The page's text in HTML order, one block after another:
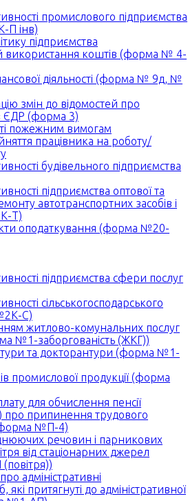
промислового підприємства
П інв)
підприємства
використання коштів (форма № 4-
діяльності (форма № 9д, №
змін до відомостей про
ЄДР (форма 3)
пожежним вимогам
працівника на роботу/
будівельного підприємства
підприємства оптової та
автотранспортних засобів і
Т)
оподаткування (форма №20-
підприємства сфери послуг
сільськогосподарського
С)
житлово-комунальних послуг
№1-заборгованість (ЖКГ))
та докторантури (форма №1-
промислової продукції (форма
для обчислення пенсії
про припинення трудового
№П-4)
речовин і парникових
від стаціонарних джерел
адміністративні
притягнуті до адміністративної